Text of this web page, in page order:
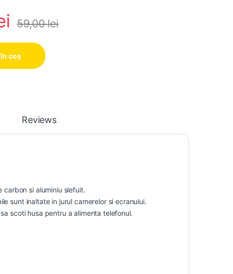
59,00lei
coș
Reviews
carbon si aluminiu slefuit.
sunt inaltate in jurul camerelor si ecranului.
scoti husa pentru a alimenta telefonul.